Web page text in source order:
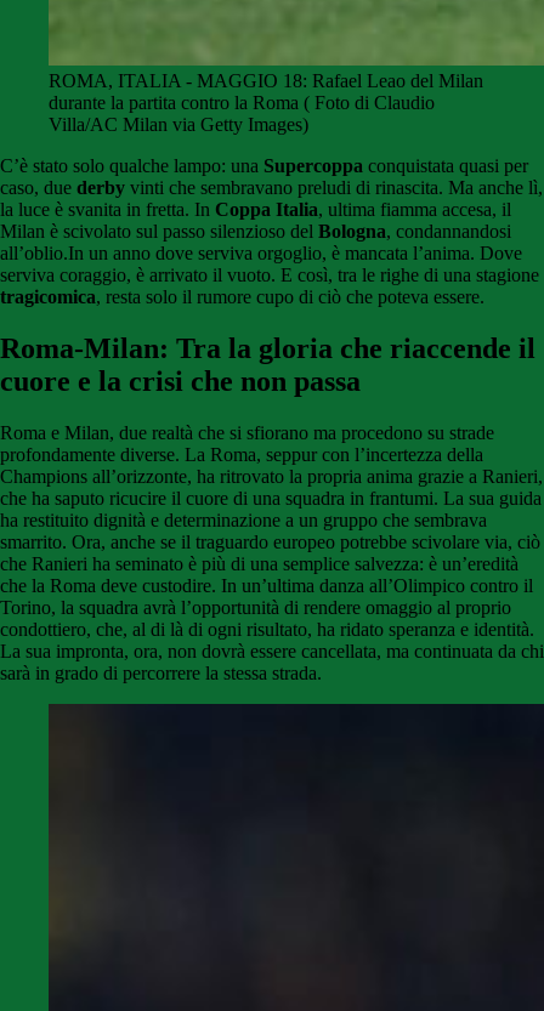
ROMA, ITALIA - MAGGIO 18: Rafael Leao del Milan
durante la partita contro la Roma ( Foto di Claudio
Villa/AC Milan via Getty Images)
C’è stato solo qualche lampo: una Supercoppa conquistata quasi per
caso, due derby vinti che sembravano preludi di rinascita. Ma anche lì,
la luce è svanita in fretta. In Coppa Italia, ultima fiamma accesa, il
Milan è scivolato sul passo silenzioso del Bologna, condannandosi
all’oblio.In un anno dove serviva orgoglio, è mancata l’anima. Dove
serviva coraggio, è arrivato il vuoto. E così, tra le righe di una stagione
tragicomica, resta solo il rumore cupo di ciò che poteva essere.
Roma-Milan: Tra la gloria che riaccende il
cuore e la crisi che non passa
Roma e Milan, due realtà che si sfiorano ma procedono su strade
profondamente diverse. La Roma, seppur con l’incertezza della
Champions all’orizzonte, ha ritrovato la propria anima grazie a Ranieri,
che ha saputo ricucire il cuore di una squadra in frantumi. La sua guida
ha restituito dignità e determinazione a un gruppo che sembrava
smarrito. Ora, anche se il traguardo europeo potrebbe scivolare via, ciò
che Ranieri ha seminato è più di una semplice salvezza: è un’eredità
che la Roma deve custodire. In un’ultima danza all’Olimpico contro il
Torino, la squadra avrà l’opportunità di rendere omaggio al proprio
condottiero, che, al di là di ogni risultato, ha ridato speranza e identità.
La sua impronta, ora, non dovrà essere cancellata, ma continuata da chi
sarà in grado di percorrere la stessa strada.